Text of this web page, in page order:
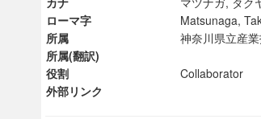
ローマ字
Matsunaga,
所属
神奈川県立産
所属(翻訳)
役割
Collaborator
外部リンク